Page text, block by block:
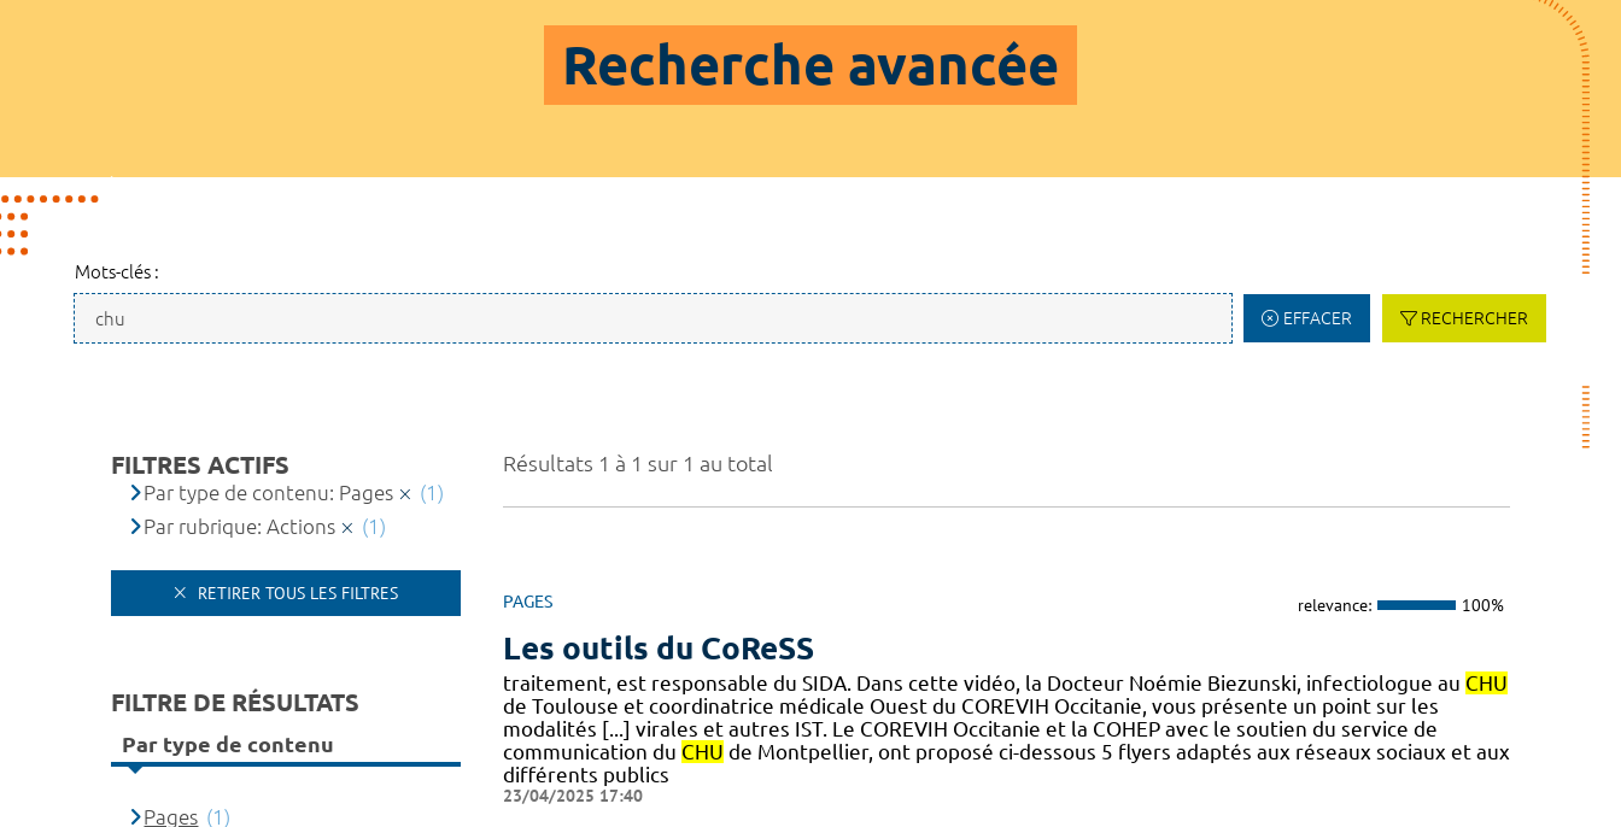
Recherche avancée
Mots-clés :
EFFACER RECHERCHER
Résultats 1 à 1 sur 1 au total
PAGES relevance: 100%
Les outils du CoReSS
traitement, est responsable du SIDA. Dans cette vidéo, la Docteur Noémie Biezunski, infectiologue au CHU
de Toulouse et coordinatrice médicale Ouest du COREVIH Occitanie, vous présente un point sur les
modalités [...] virales et autres IST. Le COREVIH Occitanie et la COHEP avec le soutien du service de
communication du CHU de Montpellier, ont proposé ci-dessous 5 flyers adaptés aux réseaux sociaux et aux
différents publics
23/04/2025 17:40
FILTRES ACTIFS
Par type de contenu: Pages
(1)
Par rubrique: Actions
(1)
RETIRER TOUS LES FILTRES
FILTRE DE RÉSULTATS
Par type de contenu
Pages (1)